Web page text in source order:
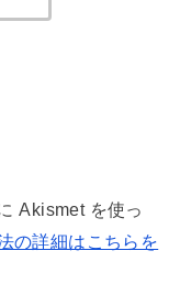
Akismet を使っ
の詳細はこちらを